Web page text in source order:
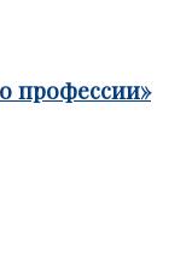
профессии»